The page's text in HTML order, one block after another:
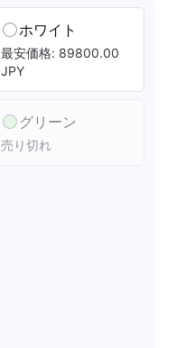
ホワイト
最安価格: 89800.00
JPY
グリーン
売り切れ